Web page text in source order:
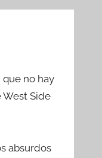
que no hay
West Side
absurdos